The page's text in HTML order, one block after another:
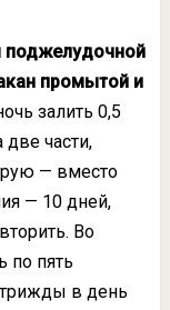
поджелудочной
промытой и
залить 0,5
части,
— вместо
— 10 дней,
Во
по пять
в день